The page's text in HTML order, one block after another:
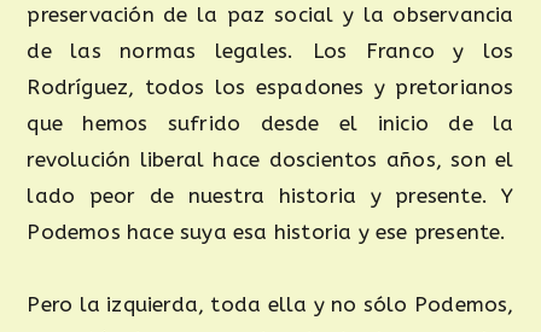
preservación de la paz social y la observancia
de las normas legales. Los Franco y los
Rodríguez, todos los espadones y pretorianos
que hemos sufrido desde el inicio de la
revolución liberal hace doscientos años, son el
lado peor de nuestra historia y presente. Y
Podemos hace suya esa historia y ese presente.
Pero la izquierda, toda ella y no sólo Podemos,